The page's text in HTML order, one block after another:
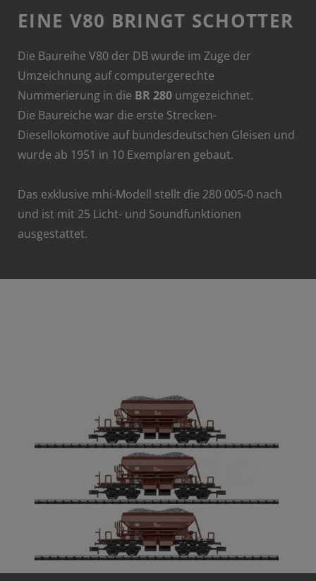
EINE V80 BRINGT SCHOTTER
Die Baureihe V80 der DB wurde im Zuge der
Umzeichnung auf computergerechte
Nummerierung in die BR 280 umgezeichnet.
Die Baureiche war die erste Strecken-
Diesellokomotive auf bundesdeutschen Gleisen und
wurde ab 1951 in 10 Exemplaren gebaut.
Das exklusive mhi-Modell stellt die 280 005-0 nach
und ist mit 25 Licht- und Soundfunktionen
ausgestattet.